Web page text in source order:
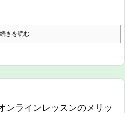
続きを読む
ンラインレッスンのメリッ